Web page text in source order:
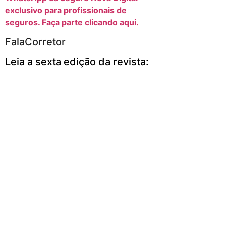
exclusivo para profissionais de
seguros. Faça parte clicando aqui.
FalaCorretor
Leia a sexta edição da revista: